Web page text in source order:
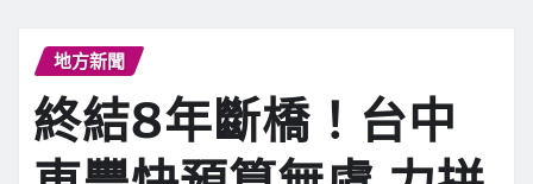
地方新聞
終結8年斷橋！台中